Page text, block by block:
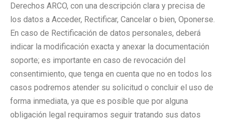
Derechos ARCO, con una descripción clara y precisa de
los datos a Acceder, Rectificar, Cancelar o bien, Oponerse.
En caso de Rectificación de datos personales, deberá
indicar la modificación exacta y anexar la documentación
soporte; es importante en caso de revocación del
consentimiento, que tenga en cuenta que no en todos los
casos podremos atender su solicitud o concluir el uso de
forma inmediata, ya que es posible que por alguna
obligación legal requiramos seguir tratando sus datos